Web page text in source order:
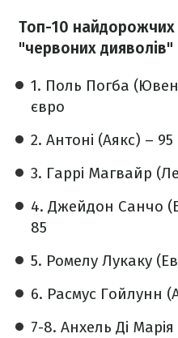
Топ-10 найдорожчих
"червоних дияволів"
1. Поль Погба
євро
2. Антоні (Аякс) – 95
3. Гаррі Магвайр
4. Джейдон Санчо
85
5. Ромелу Лукаку
6. Расмус Гойлунн
7-8. Анхель Ді